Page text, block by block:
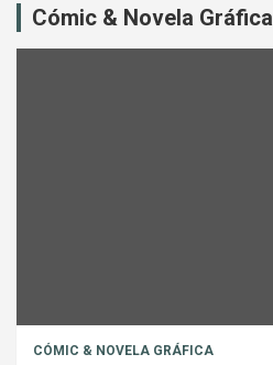
Cómic & Novela Gráfica
CÓMIC & NOVELA GRÁFICA